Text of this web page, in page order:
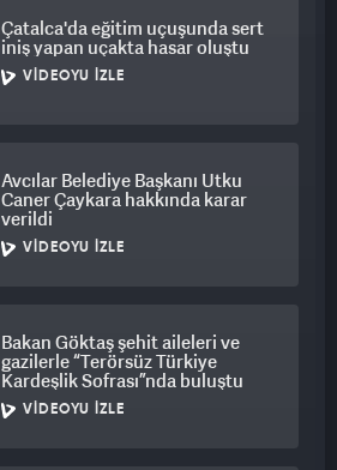
Çatalca'da eğitim uçuşunda sert
iniş yapan uçakta hasar oluştu
VIDEOYU İZLE
Avcılar Belediye Başkanı Utku
Caner Çaykara hakkında karar
verildi
VIDEOYU İZLE
Bakan Göktaş şehit aileleri ve
gazilerle “Terörsüz Türkiye
Kardeşlik Sofrası”nda buluştu
VIDEOYU İZLE